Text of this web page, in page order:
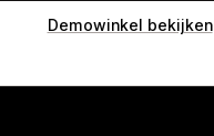
Demowinkel bekijken